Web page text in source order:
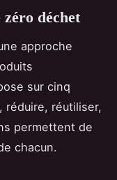
déchet
approche
sur cinq
réduire, réutiliser,
permettent de
chacun.